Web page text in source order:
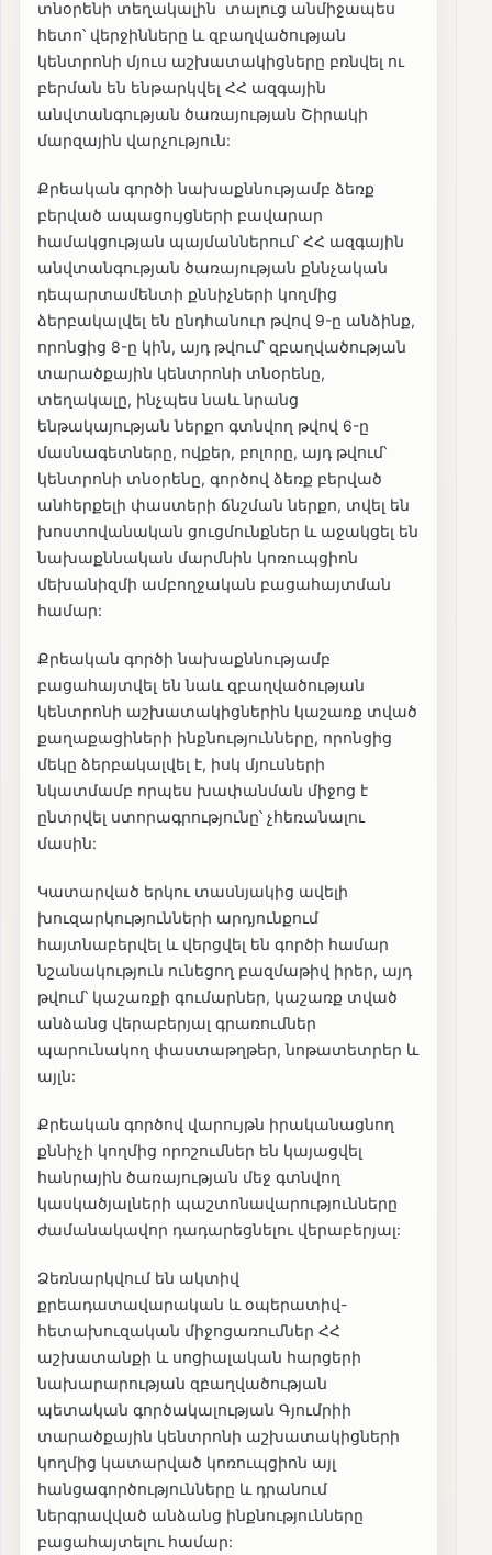
տնօրենի տեղակալին տալուց անմիջապես
հետո՝ վերջինները և զբաղվածության
կենտրոնի մյուս աշխատակիցները բռնվել ու
բերման են ենթարկվել ՀՀ ազգային
անվտանգության ծառայության Շիրակի
մարզային վարչություն:
Քրեական գործի նախաքննությամբ ձեռք
բերված ապացույցների բավարար
համակցության պայմաններում՝ ՀՀ ազգային
անվտանգության ծառայության քննչական
դեպարտամենտի քննիչների կողմից
ձերբակալվել են ընդհանուր թվով 9-ը անձինք,
որոնցից 8-ը կին, այդ թվում՝ զբաղվածության
տարածքային կենտրոնի տնօրենը,
տեղակալը, ինչպես նաև նրանց
ենթակայության ներքո գտնվող թվով 6-ը
մասնագետները, ովքեր, բոլորը, այդ թվում՝
կենտրոնի տնօրենը, գործով ձեռք բերված
անհերքելի փաստերի ճնշման ներքո, տվել են
խոստովանական ցուցմունքներ և աջակցել են
նախաքննական մարմնին կոռուպցիոն
մեխանիզմի ամբողջական բացահայտման
համար:
Քրեական գործի նախաքննությամբ
բացահայտվել են նաև զբաղվածության
կենտրոնի աշխատակիցներին կաշառք տված
քաղաքացիների ինքնությունները, որոնցից
մեկը ձերբակալվել է, իսկ մյուսների
նկատմամբ որպես խափանման միջոց է
ընտրվել ստորագրությունը՝ չհեռանալու
մասին:
Կատարված երկու տասնյակից ավելի
խուզարկությունների արդյունքում
հայտնաբերվել և վերցվել են գործի համար
նշանակություն ունեցող բազմաթիվ իրեր, այդ
թվում՝ կաշառքի գումարներ, կաշառք տված
անձանց վերաբերյալ գրառումներ
պարունակող փաստաթղթեր, նոթատետրեր և
այլն:
Քրեական գործով վարույթն իրականացնող
քննիչի կողմից որոշումներ են կայացվել
հանրային ծառայության մեջ գտնվող
կասկածյալների պաշտոնավարությունները
ժամանակավոր դադարեցնելու վերաբերյալ:
Ձեռնարկվում են ակտիվ
քրեադատավարական և օպերատիվ-
հետախուզական միջոցառումներ ՀՀ
աշխատանքի և սոցիալական հարցերի
նախարարության զբաղվածության
պետական գործակալության Գյումրիի
տարածքային կենտրոնի աշխատակիցների
կողմից կատարված կոռուպցիոն այլ
հանցագործությունները և դրանում
ներգրավված անձանց ինքնությունները
բացահայտելու համար: